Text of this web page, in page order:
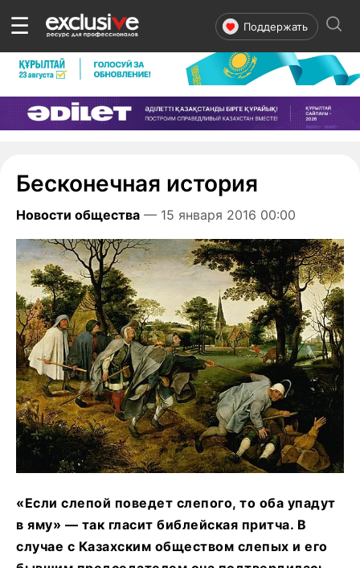
☰ Поддержать
Бесконечная история
Новости общества — 15 января 2016 00:00
«Если слепой поведет слепого, то оба упадут
в яму» — так гласит библейская притча. В
случае с Казахским обществом слепых и его